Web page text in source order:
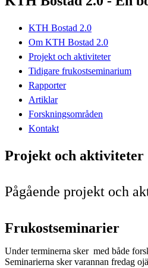
KTH Bostad 2.0
Om KTH Bostad 2.0
Projekt och aktiviteter
Tidigare frukostseminarium
Rapporter
Artiklar
Forskningsområden
Kontakt
Projekt och aktiviteter
Pågående projekt och
Frukostseminarier
Under terminerna sker med både
Seminarierna sker varannan fredag